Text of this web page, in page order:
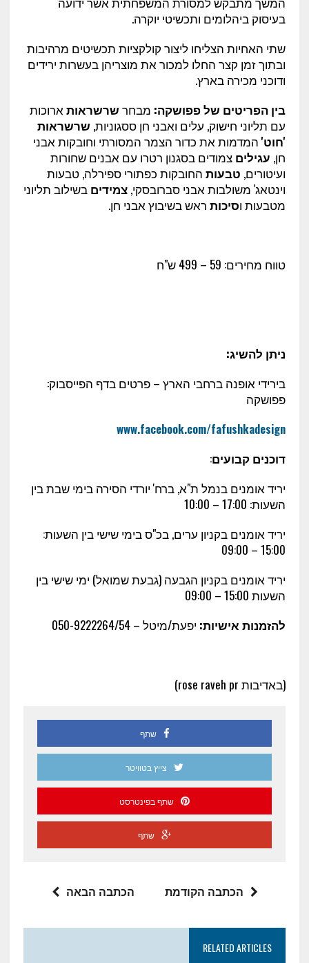
בעיסוק ביהלומים ותכשיטי יוקרה.
שתי האחיות הצליחו ליצור קולקציות תכשיטים מרהיבות
ובתוך זמן קצר החלו למכור את מוצריהן בעשרות ירידים
ודוכני מכירה בארץ.
בין הפריטים של פפושקה: מבחר שרשראותארוכות
עם תליוני חישוק, עלים ואבני חן ססגוניות, שרשראות
'חוט'המדמות את כדור הצמר המסורתי וחובקות אבני
חן, עגילים צמודים בסגנון רטרו עם אבנים שחורות
ועיטורים, טבעות החובקות כפתורי ספירלה, טבעות
וינטאג' משולבות אבני סברובסקי, צמידים בשילוב תליוני
מטבעות וסיכותראש בשיבוץ אבני חן.
טווח מחירים: 59 – 499 ש"ח
ניתן להשיג:
בירידי אופנה ברחבי הארץ – פרטים בדף הפייסבוק:
פפושקה
www.facebook.com/fafushkadesign
דוכנים קבועים:
יריד אומנים בנמל ת"א, ברח' יורדי הסירה בימי שבת בין
השעות: 00
:17 – 10:00
יריד אומנים בקניון ערים, בכ"ס בימי שישי בין השעות:
15:00 – 09:00
יריד אומנים בקניון הגבעה (גבעת שמואל) ימי שישי בין
השעות 15:00 – 09:00
להזמנות אישיות: יפעת/מיטל – 050-9222264/54
(באדיבות rose raveh pr)
שתף
צייץ בטוויטר
שתף בפינטרסט
שתף
הכתבה הקודמת הכתבה הבאה
RELATED ARTICLES